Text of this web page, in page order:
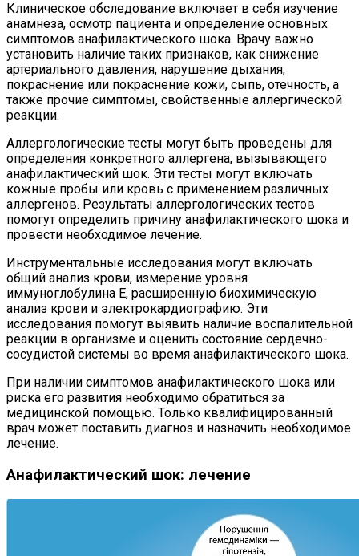
Клиническое обследование включает в себя изучение
анамнеза, осмотр пациента и определение основных
симптомов анафилактического шока. Врачу важно
установить наличие таких признаков, как снижение
артериального давления, нарушение дыхания,
покраснение или покраснение кожи, сыпь, отечность, а
также прочие симптомы, свойственные аллергической
реакции.
Аллергологические тесты могут быть проведены для
определения конкретного аллергена, вызывающего
анафилактический шок. Эти тесты могут включать
кожные пробы или кровь с применением различных
аллергенов. Результаты аллергологических тестов
помогут определить причину анафилактического шока и
провести необходимое лечение.
Инструментальные исследования могут включать
общий анализ крови, измерение уровня
иммуноглобулина Е, расширенную биохимическую
анализ крови и электрокардиографию. Эти
исследования помогут выявить наличие воспалительной
реакции в организме и оценить состояние сердечно-
сосудистой системы во время анафилактического шока.
При наличии симптомов анафилактического шока или
риска его развития необходимо обратиться за
медицинской помощью. Только квалифицированный
врач может поставить диагноз и назначить необходимое
лечение.
Анафилактический шок: лечение